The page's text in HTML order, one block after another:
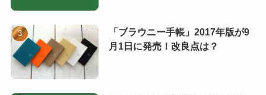
「ブラウニー手帳」2017年版が9
月1日に発売！改良点は？